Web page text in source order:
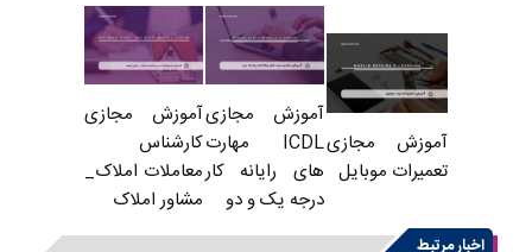
آموزش مجازی
تعمیرات موبایل
آموزش مجازی
ICDL مهارت
های رایانه کار
درجه یک و دو
آموزش مجازی
کارشناس
معاملات املاک_
مشاور املاک
اخبار مرتبط